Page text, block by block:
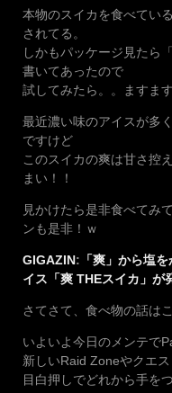
本物のスイカを食べてい
されてる。
しかもパッケージ見たら
書いてあったので
試してみたら。。ますま
最近濃い味のアイスが多
ですけど
このスイカの爽は甘さ控
まい！！
見かけたら是非食べてみ
ンも是非！ｗ
GIGAZIN: 「爽」から塩
イス「爽 THEスイカ」が
さてさて、食べ物の話は
いよいよ今日のメンテで
新しいRaid Zoneやクエ
目白押しでどれから手を